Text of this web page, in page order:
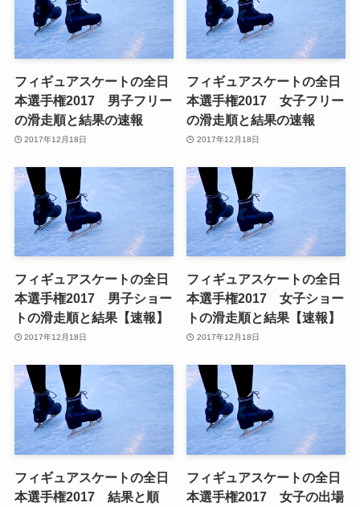
フィギュアスケートの全日
本選手権2017 男子フリー
の滑走順と結果の速報
2017年12月18日
フィギュアスケートの全日
本選手権2017 女子フリー
の滑走順と結果の速報
2017年12月18日
フィギュアスケートの全日
本選手権2017 男子ショー
トの滑走順と結果【速報】
2017年12月18日
フィギュアスケートの全日
本選手権2017 女子ショー
トの滑走順と結果【速報】
2017年12月18日
フィギュアスケートの全日
本選手権2017 結果と順
フィギュアスケートの全日
本選手権2017 女子の出場